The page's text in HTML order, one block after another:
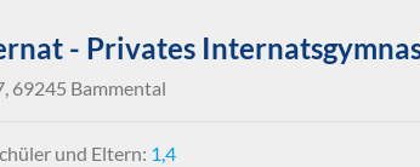
- Privates
69245 Bammental
und Eltern: 1,4